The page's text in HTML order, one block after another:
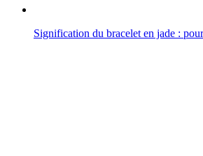
Signification du bracelet en jade :